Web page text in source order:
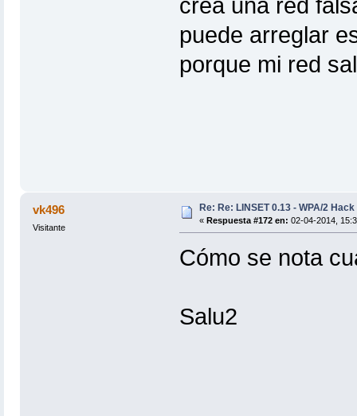
crea una red
puede arreglar
porque mi red
vk496
Visitante
Re: Re: LINSET 0.13 - WPA/2
« Respuesta #172 en: 02-04-2014,
Cómo se nota
Salu2